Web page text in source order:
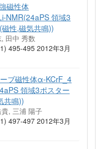
磁性体
NMR(24aPS 領域3
性,磁気共鳴))
田中 秀数
495-495 2012年3月
ブ磁性体α-KCrF_4
領域3ポスター
共鳴))
, 三浦 陽子
497-497 2012年3月